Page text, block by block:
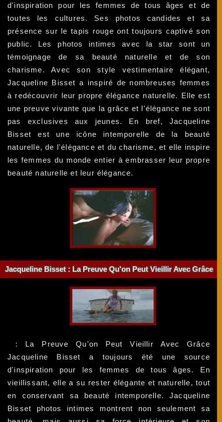
d'inspiration pour les femmes de tous âges et de
toutes les cultures. Ses photos candides et sa
présence sur le tapis rouge ont toujours captivé son
public. Les photos intimes avec la star sont un
témoignage de sa beauté naturelle et de son
charisme. Avec son style vestimentaire élégant,
Jacqueline Bisset a inspiré de nombreuses femmes
à redécouvrir leur propre élégance naturelle. Elle est
une preuve vivante que la grâce et l'élégance ne sont
pas exclusives aux jeunes. En bref, Jacqueline
Bisset est une icône intemporelle de la beauté
naturelle, de l'élégance et du charisme, et elle inspire
les femmes du monde entier à embrasser leur propre
beauté naturelle et leur élégance.
Jacqueline Bisset : La Preuve Qu'on Peut Vieillir Avec Grâce
: La Preuve Qu'on Peut Vieillir Avec Grâce
Jacqueline Bisset a toujours été une source
d'inspiration pour les femmes de tous âges. En
vieillissant, elle a su rester élégante et naturelle, tout
en conservant sa beauté intemporelle. Jacqueline
Bisset photos intimes montrent non seulement sa